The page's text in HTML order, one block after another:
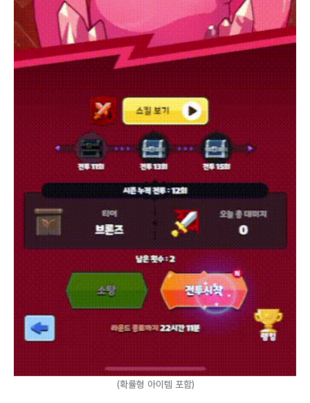
(확률형 아이템 포함)